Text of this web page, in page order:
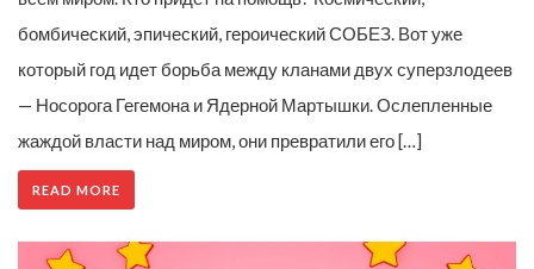
бомбический, эпический, героический СОБЕЗ. Вот уже
который год идет борьба между кланами двух суперзлодеев
— Носорога Гегемона и Ядерной Мартышки. Ослепленные
жаждой власти над миром, они превратили его […]
READ MORE